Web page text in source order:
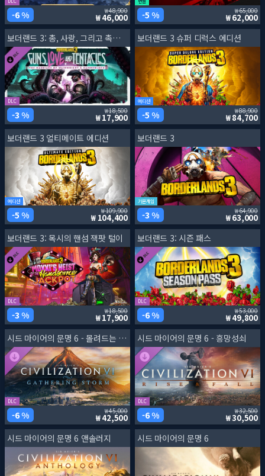
6 % 48,900
46,000 5 % 65,000
62,000
보더랜드 3: 총, 사랑, 그리고 촉수 괴물
DLC
3 % 18,500
17,900
보더랜드 3 슈퍼 디럭스 에디션
에디션
5 % 88,900
84,700
보더랜드 3 얼티메이트 에디션
에디션
5 % 109,900
104,400
보더랜드 3
기본게임
3 % 64,900
63,000
보더랜드 3: 목시의 핸섬 잭팟 털이
DLC
3 % 18,500
17,900
보더랜드 3: 시즌 패스
DLC
6 % 53,000
49,800
시드 마이어의 문명 6 - 몰려드는 폭풍
DLC
6 % 45,000
42,500
시드 마이어의 문명 6 - 흥망성쇠
DLC
6 % 32,500
30,500
시드 마이어의 문명 6 앤솔러지 시드 마이어의 문명 6